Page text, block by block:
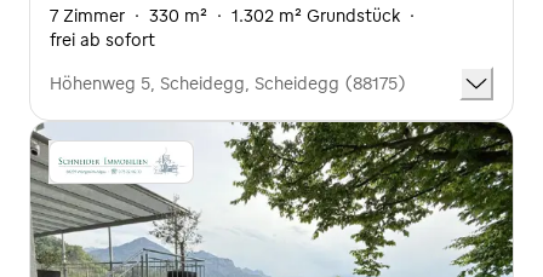
7 Zimmer · 330 m² · 1.302 m² Grundstück ·
frei ab sofort
Höhenweg 5, Scheidegg, Scheidegg (88175)